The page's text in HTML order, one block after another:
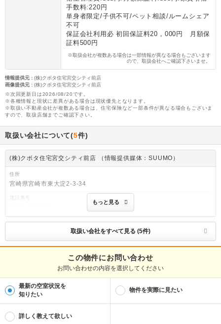
手数料:220円
単身者限定/子供不可/ペット相談/ルームシェア
不可
保証会社利用必 初回保証料20，000円 月額保
証料500円
※取扱会社が複数ある場合は一部情報が異なる場合もございます
ので、取扱会社へご確認下さいませ。
情報提供元 : (株)クボタ住宅宮交シティ前店
画像提供元 : (株)クボタ住宅宮交シティ前店
※次回更新日は2026/08/20です。
※各種情報と現状に差異がある場合は現状優先となります。
※取扱い不動産会社が複数ある場合は、住宅保険など一部条件が異なる場合もございま
すので、取扱店舗までご確認下さい。
取扱い会社について(5件)
(株)クボタ住宅宮交シティ前店 （情報提供媒体：SUUMO）
住所
宮崎県宮崎市東大淀2-3-34
電話番号
免許番号
宮崎県知事(6)第4071号
取引態様
100487951367
※お問い合わせの際には、担当者へ物件管理番号をお伝えください。
ＪＲ日豊本線/南宮崎駅 歩22分、ＪＲ日豊本線/宮崎神宮駅 歩48分 / 面積 : 24.16m
もっと見る
取扱い会社をすべて見る (5件)
この物件にお問い合わせ
お問い合わせの内容を選択してください
最新の空室状況を
知りたい
物件を実際に見たい
詳しく教えて欲しい